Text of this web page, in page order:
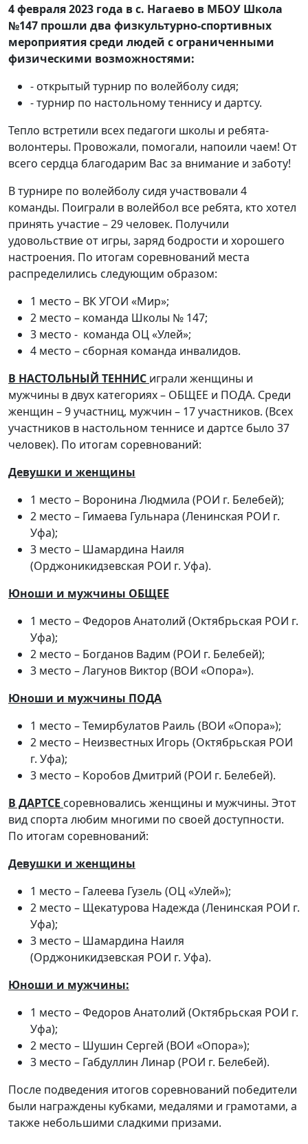
4 февраля 2023 года в с. Нагаево в МБОУ Школа
№147 прошли два физкультурно-спортивных
мероприятия среди людей с ограниченными
физическими возможностями:
- открытый турнир по волейболу сидя;
- турнир по настольному теннису и дартсу.
Тепло встретили всех педагоги школы и ребята-
волонтеры. Провожали, помогали, напоили чаем! От
всего сердца благодарим Вас за внимание и заботу!
В турнире по волейболу сидя участвовали 4
команды. Поиграли в волейбол все ребята, кто хотел
принять участие – 29 человек. Получили
удовольствие от игры, заряд бодрости и хорошего
настроения. По итогам соревнований места
распределились следующим образом:
1 место – ВК УГОИ «Мир»;
2 место – команда Школы № 147;
3 место - команда ОЦ «Улей»;
4 место – сборная команда инвалидов.
В НАСТОЛЬНЫЙ ТЕННИС играли женщины и
мужчины в двух категориях – ОБЩЕЕ и ПОДА. Среди
женщин – 9 участниц, мужчин – 17 участников. (Всех
участников в настольном теннисе и дартсе было 37
человек). По итогам соревнований:
Девушки и женщины
1 место – Воронина Людмила (РОИ г. Белебей);
2 место – Гимаева Гульнара (Ленинская РОИ г.
Уфа);
3 место – Шамардина Наиля
(Орджоникидзевская РОИ г. Уфа).
Юноши и мужчины ОБЩЕЕ
1 место – Федоров Анатолий (Октябрьская РОИ г.
Уфа);
2 место – Богданов Вадим (РОИ г. Белебей);
3 место – Лагунов Виктор (ВОИ «Опора»).
Юноши и мужчины ПОДА
1 место – Темирбулатов Раиль (ВОИ «Опора»);
2 место – Неизвестных Игорь (Октябрьская РОИ
г. Уфа);
3 место – Коробов Дмитрий (РОИ г. Белебей).
В ДАРТСЕ соревновались женщины и мужчины. Этот
вид спорта любим многими по своей доступности.
По итогам соревнований:
Девушки и женщины
1 место – Галеева Гузель (ОЦ «Улей»);
2 место – Щекатурова Надежда (Ленинская РОИ г.
Уфа);
3 место – Шамардина Наиля
(Орджоникидзевская РОИ г. Уфа).
Юноши и мужчины:
1 место – Федоров Анатолий (Октябрьская РОИ г.
Уфа);
2 место – Шушин Сергей (ВОИ «Опора»);
3 место – Габдуллин Линар (РОИ г. Белебей).
После подведения итогов соревнований победители
были награждены кубками, медалями и грамотами, а
также небольшими сладкими призами.